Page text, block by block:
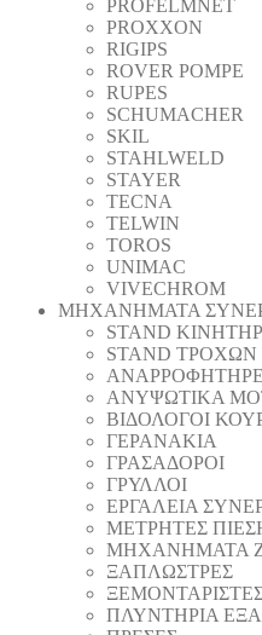
PROFELMNET
PROXXON
RIGIPS
ROVER POMPE
RUPES
SCHUMACHER
SKIL
STAHLWELD
STAYER
TECNA
TELWIN
TOROS
UNIMAC
VIVECHROM
ΜΗΧΑΝΗΜΑΤΑ
STAND
STAND ΤΡΟΧΩΝ
ΑΝΥΨΩΤΙΚΑ
ΒΙΔΟΛΟΓΟΙ
ΓΕΡΑΝΑΚΙΑ
ΓΡΑΣΑΔΟΡΟΙ
ΓΡΥΛΛΟΙ
ΕΡΓΑΛΕΙΑ
ΜΕΤΡΗΤΕΣ
ΜΗΧΑΝΗΜΑΤΑ
ΞΑΠΛΩΣΤΡΕΣ
ΠΛΥΝΤΗΡΙΑ